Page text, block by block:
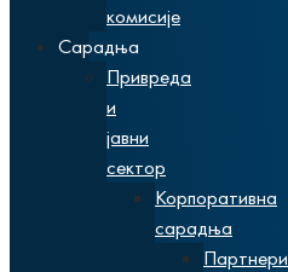
комисије
Сарадња
Привреда
и
јавни
сектор
Корпоративна
сарадња
Партнери